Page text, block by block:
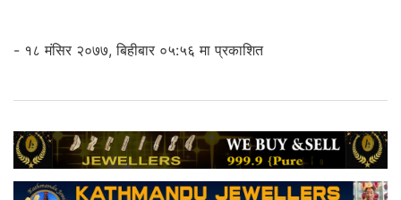
- १८ मंसिर २०७७, बिहीबार ०५:५६ मा प्रकाशित